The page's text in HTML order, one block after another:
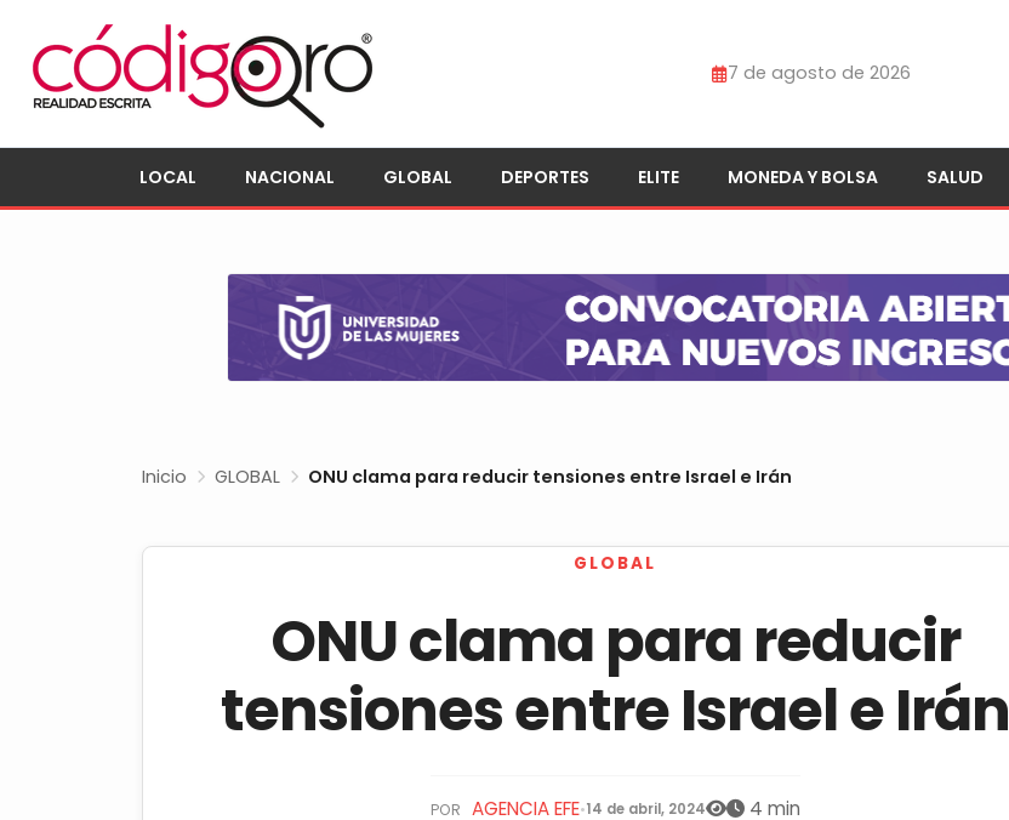
7 de agosto de 2026
LOCAL NACIONAL GLOBAL DEPORTES ELITE MONEDA Y BOLSA SALUD
Inicio GLOBAL ONU clama para reducir tensiones entre Israel e Irán
GLOBAL
ONU clama para reducir
tensiones entre Israel e Irán
POR AGENCIA EFE•14 de abril, 2024 4 min